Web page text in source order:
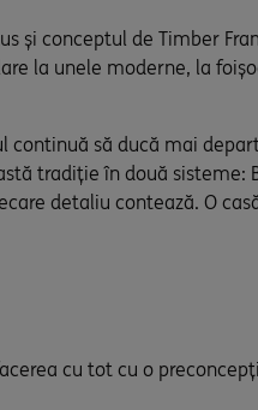
și conceptul de Timber
la unele moderne, la
continuă să ducă mai
tradiție în două sisteme:
detaliu contează. O
cu tot cu o